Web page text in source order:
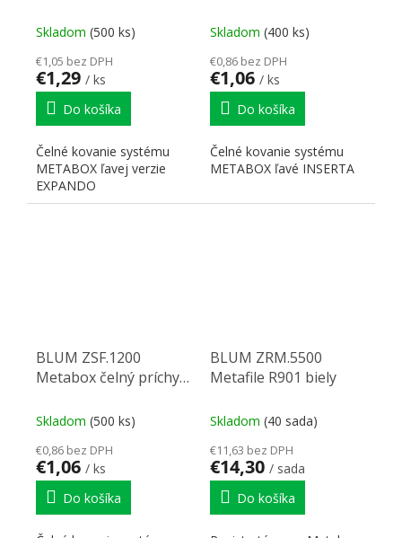
Skladom (500 ks)
€1,05 bez DPH
€1,29 / ks
Do košíka
Čelné kovanie systému
METABOX ľavej verzie
EXPANDO
Skladom (400 ks)
€0,86 bez DPH
€1,06 / ks
Do košíka
Čelné kovanie systému
METABOX ľavé INSERTA
BLUM ZSF.1200
Metabox čelný príchyt
Skladom (500 ks)
€0,86 bez DPH
€1,06 / ks
Do košíka
BLUM ZRM.5500
Metafile R901 biely
Skladom (40 sada)
€11,63 bez DPH
€14,30 / sada
Do košíka